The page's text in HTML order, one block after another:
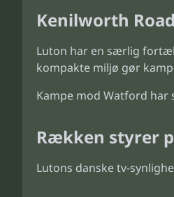
Kenilworth
Luton har en særlig
kompakte miljø gør
Kampe mod Watford
Rækken styrer
Lutons danske tv-